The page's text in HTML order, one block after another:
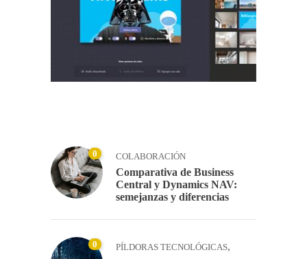
0 COLABORACIÓN
Comparativa de Business
Central y Dynamics NAV:
semejanzas y diferencias
0 PÍLDORAS TECNOLÓGICAS,